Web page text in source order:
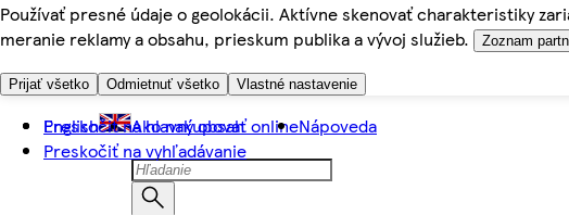
Používať presné údaje o geolokácii. Aktívne skenovať charakteristiky
meranie reklamy a obsahu, prieskum publika a vývoj služieb.
Zoznam
Prijať všetko Odmietnuť všetko Vlastné nastavenie
Preskočiť na hlavný obsah
Preskočiť na vyhľadávanie
English Ako nakupovať onlineNápoveda